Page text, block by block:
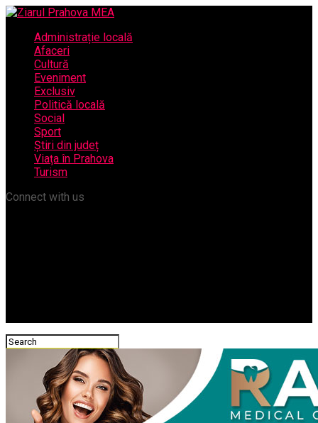
Administrație locală
Afaceri
Cultură
Eveniment
Exclusiv
Politică locală
Social
Sport
Știri din județ
Viața în Prahova
Turism
Connect with us